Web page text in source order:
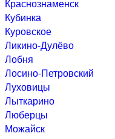
Краснознаменск
Кубинка
Куровское
Ликино-Дулёво
Лобня
Лосино-Петровский
Луховицы
Лыткарино
Люберцы
Можайск